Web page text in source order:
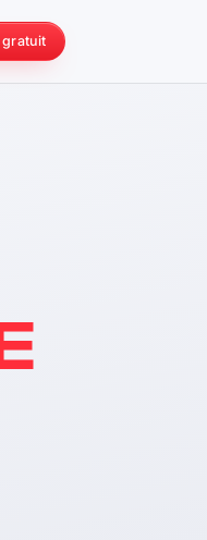
gratuit